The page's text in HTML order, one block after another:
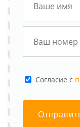
Cогласие с